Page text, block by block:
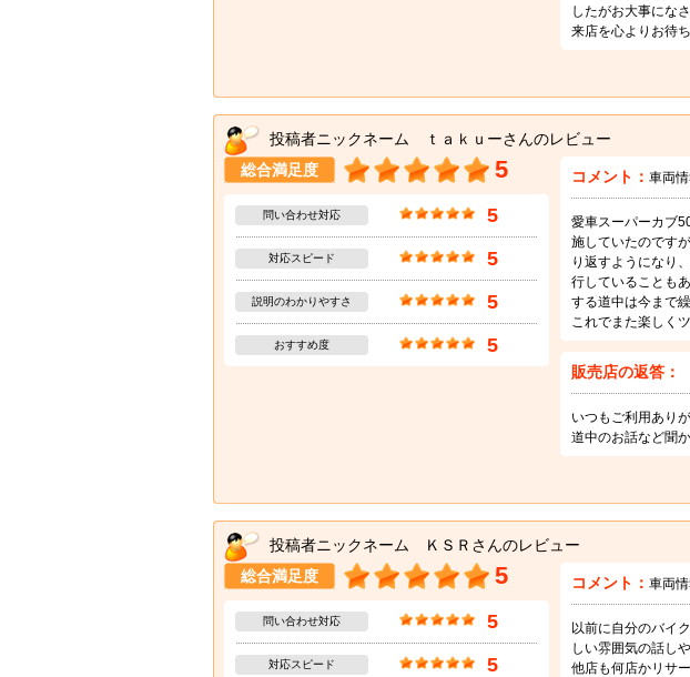
したがお大事にな
来店を心よりお待
投稿者ニックネーム ｔａｋｕーさんのレビュー
総合満足度 5
問い合わせ対応 5
対応スピード 5
説明のわかりやすさ 5
おすすめ度 5
コメント： 車両
愛車スーパーカブ
施していたのです
り返すようになり
行していることも
する道中は今まで
これでまた楽しく
販売店の返答：
いつもご利用あり
道中のお話など聞
投稿者ニックネーム ＫＳＲさんのレビュー
総合満足度 5
問い合わせ対応 5
対応スピード 5
コメント： 車両
以前に自分のバイ
しい雰囲気の話し
他店も何店かリサ